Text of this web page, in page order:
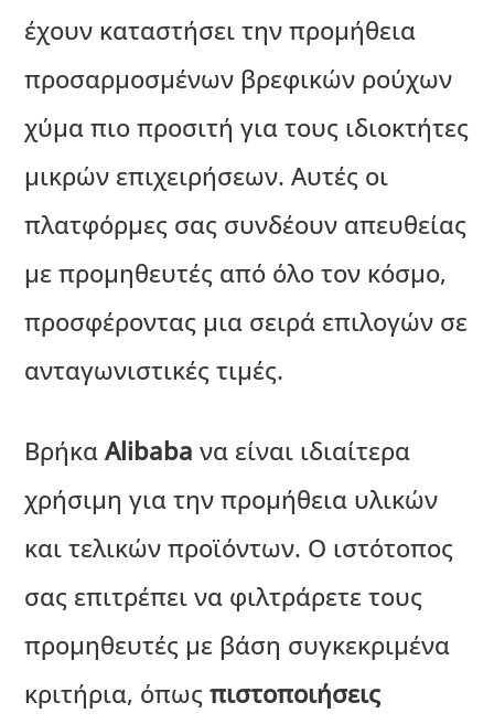
έχουν καταστήσει την προμήθεια
προσαρμοσμένων βρεφικών ρούχων
χύμα πιο προσιτή για τους ιδιοκτήτες
μικρών επιχειρήσεων. Αυτές οι
πλατφόρμες σας συνδέουν απευθείας
με προμηθευτές από όλο τον κόσμο,
προσφέροντας μια σειρά επιλογών σε
ανταγωνιστικές τιμές.
ΒρήκαAlibaba να είναι ιδιαίτερα
χρήσιμη για την προμήθεια υλικών
και τελικών προϊόντων. Ο ιστότοπος
σας επιτρέπει να φιλτράρετε τους
προμηθευτές με βάση συγκεκριμένα
κριτήρια, όπωςπιστοποιήσεις